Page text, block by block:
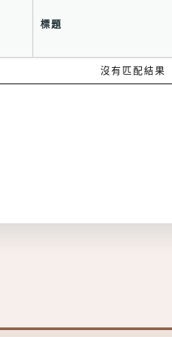
標題
沒有匹配結果